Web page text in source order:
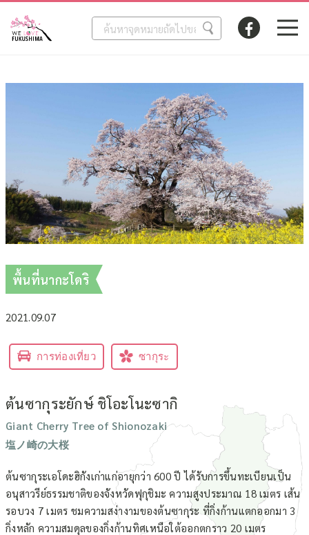
พื้นที่นากะโดริ
2021.09.07
การท่องเที่ยว ซากุระ
ต้นซากุระยักษ์ ชิโอะโนะซากิ
Giant Cherry Tree of Shionozaki
塩ノ崎の大桜
ต้นซากุระเอโดะฮิกังเก่าแก่อายุกว่า 600 ปี ได้รับการขึ้นทะเบียนเป็น
อนุสาวรีย์ธรรมชาติของจังหวัดฟุกุชิมะ ความสูงประมาณ 18 เมตร เส้น
รอบวง 7 เมตร ชมความสง่างามของต้นซากุระ ที่กิ่งก้านแตกออกมา 3
กิ่งหลัก ความสมดุลของกิ่งก้านทิศเหนือใต้ออกตกราว 20 เมตร